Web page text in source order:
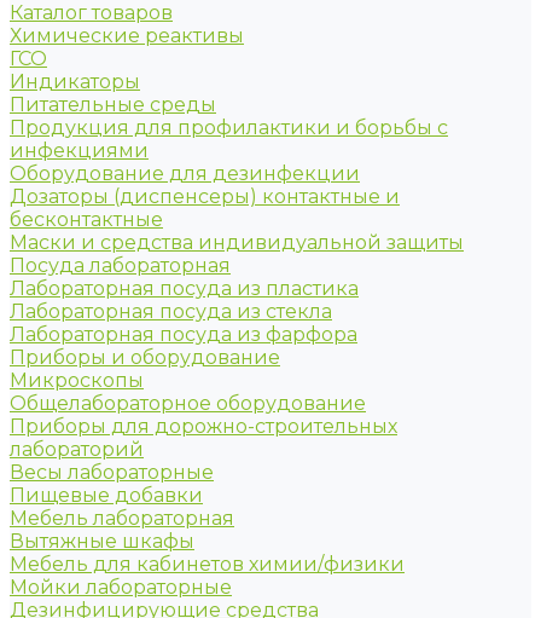
Каталог товаров
Химические реактивы
ГСО
Индикаторы
Питательные среды
Продукция для профилактики и борьбы с
инфекциями
Оборудование для дезинфекции
Дозаторы (диспенсеры) контактные и
бесконтактные
Маски и средства индивидуальной защиты
Посуда лабораторная
Лабораторная посуда из пластика
Лабораторная посуда из стекла
Лабораторная посуда из фарфора
Приборы и оборудование
Микроскопы
Общелабораторное оборудование
Приборы для дорожно-строительных
лабораторий
Весы лабораторные
Пищевые добавки
Мебель лабораторная
Вытяжные шкафы
Мебель для кабинетов химии/физики
Мойки лабораторные
Дезинфицирующие средства